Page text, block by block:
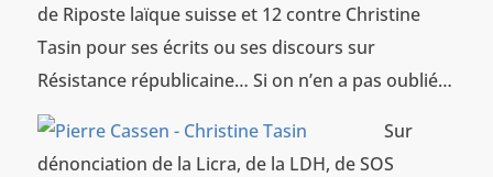
de Riposte laïque suisse et 12 contre Christine
Tasin pour ses écrits ou ses discours sur
Résistance républicaine… Si on n’en a pas oublié…
Sur
dénonciation de la Licra, de la LDH, de SOS